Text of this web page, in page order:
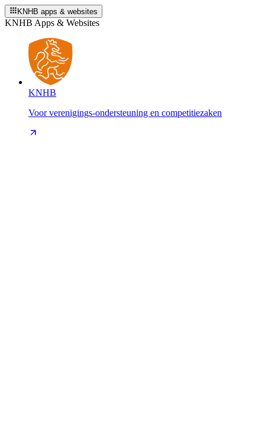
KNHB apps & websites
KNHB Apps & Websites
KNHB
Voor verenigings-ondersteuning en competitiezaken